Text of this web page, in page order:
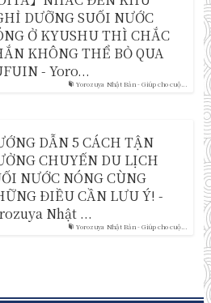
Yorozuya Nhật Bản - Giúp cho cuộ...
DƯỠNG SUỐI NƯỚC
Ở KYUSHU THÌ CHẮC
KHÔNG THỂ BỎ QUA
- Yoro...
Yorozuya Nhật Bản - Giúp cho cuộ...
DẪN 5 CÁCH TẬN
CHUYẾN DU LỊCH
NƯỚC NÓNG CÙNG
ĐIỀU CẦN LƯU Ý! -
Nhật ...